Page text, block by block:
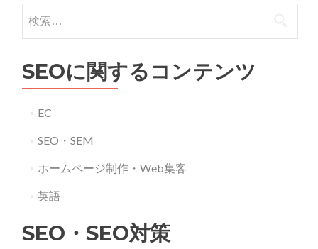
ナ
ビ
ゲ
ー
シ
ョ
ン
索:
SEOに関するコンテンツ
EC
SEO・SEM
ホームページ制作・Web集客
英語
SEO・SEO対策